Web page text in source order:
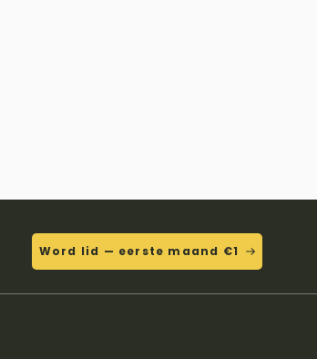
Word lid — eerste maand €1